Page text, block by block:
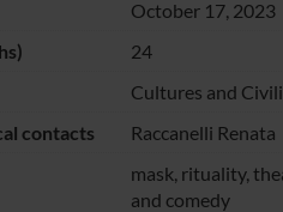
October 17, 2023
24
Cultures and
contacts
Raccanelli Renata
mask, rituality,
and comedy